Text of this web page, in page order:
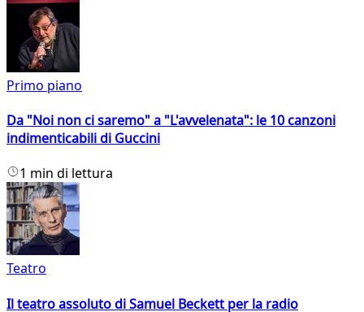
Primo piano
Da "Noi non ci saremo" a "L'avvelenata": le 10 canzoni
indimenticabili di Guccini
1 min di lettura
Teatro
Il teatro assoluto di Samuel Beckett per la radio